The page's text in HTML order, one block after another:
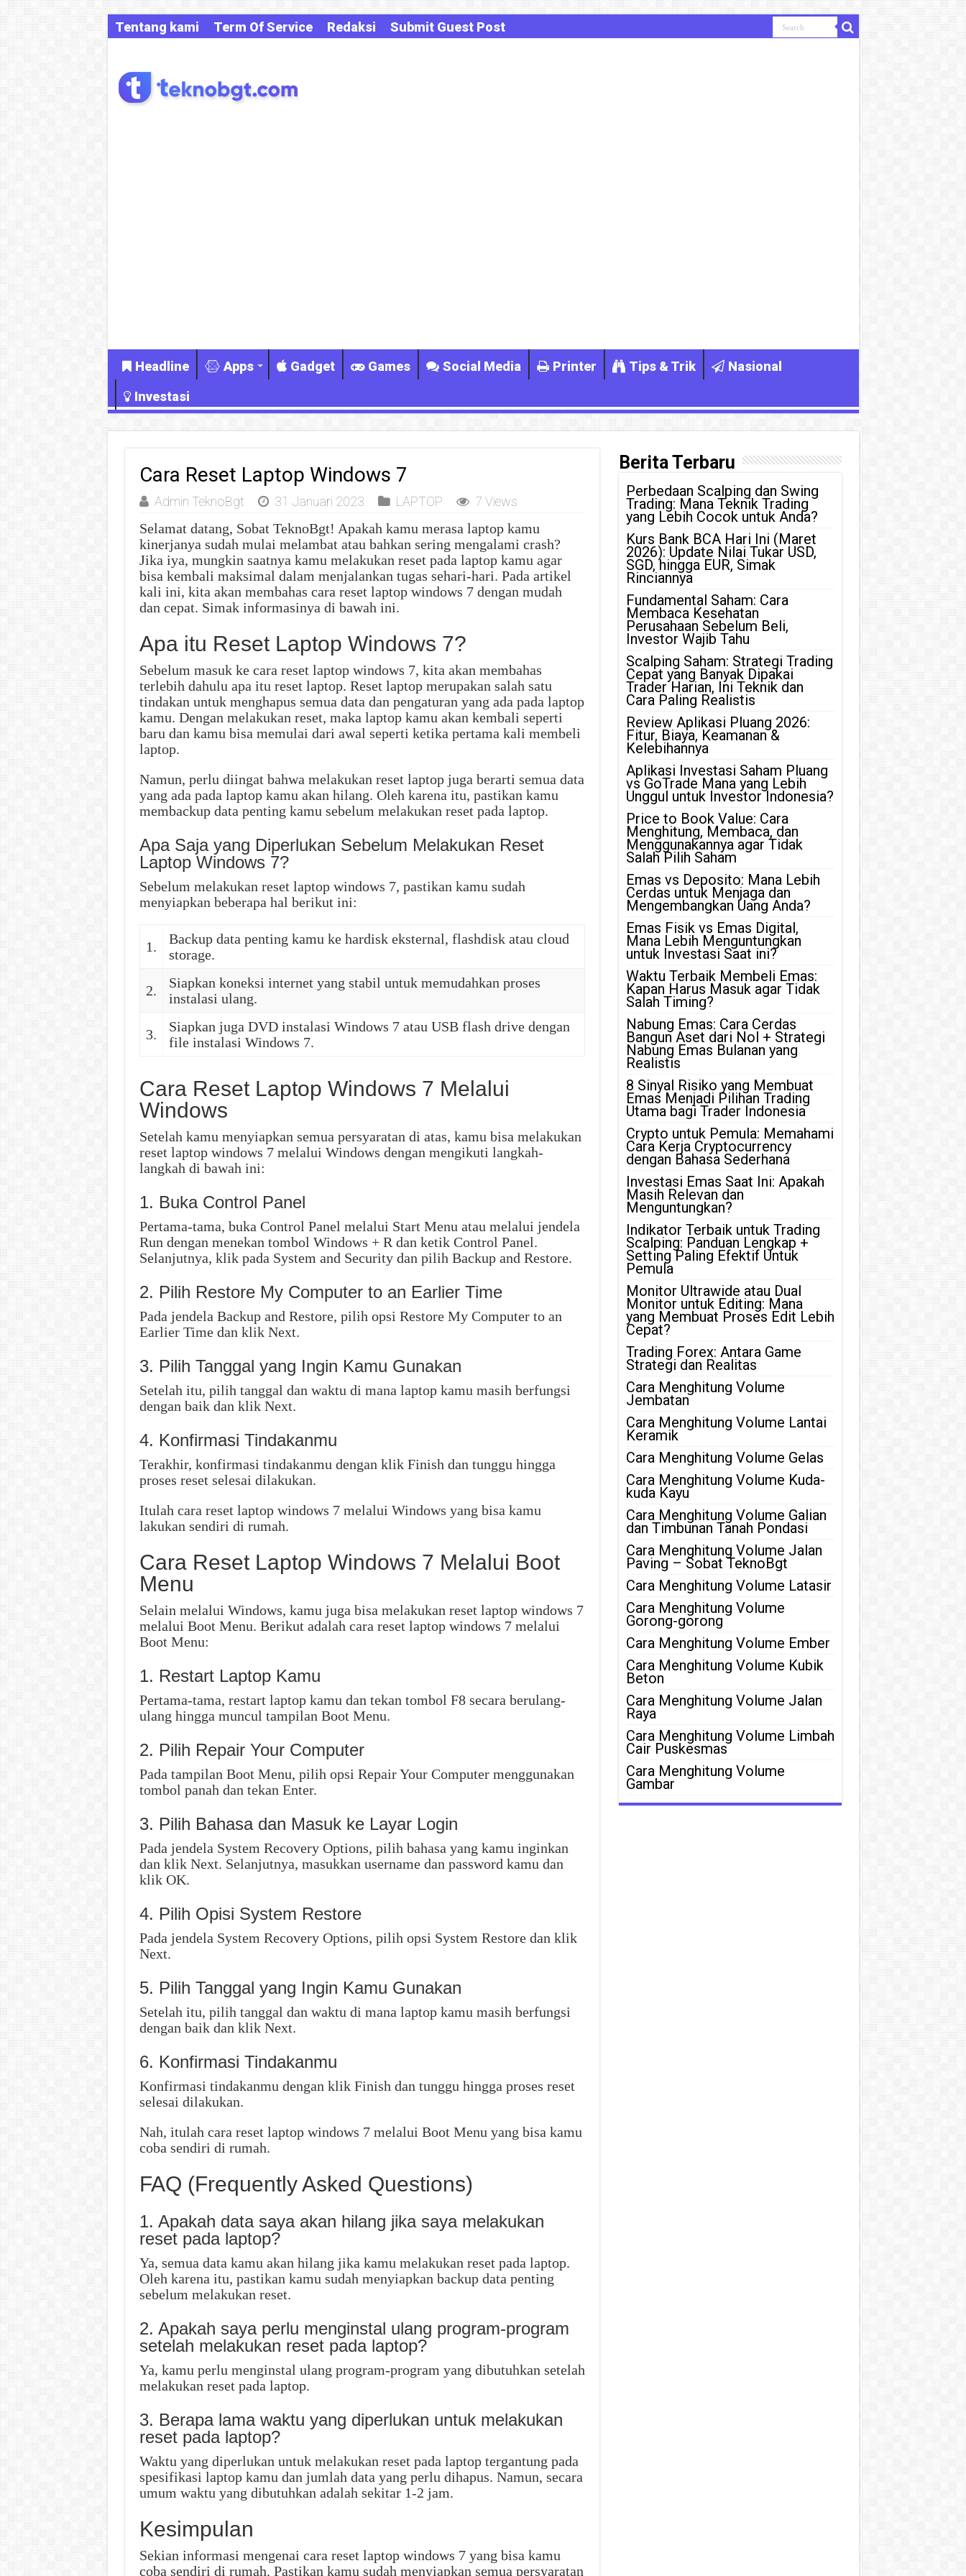
Tentang kami Term Of Service Redaksi Submit Guest Post
Headline Apps Gadget Games Social Media Printer Tips & Trik
Nasional
Investasi
Cara Reset Laptop Windows 7
Admin TeknoBgt 31 Januari 2023 LAPTOP 7 Views
Selamat datang, Sobat TeknoBgt! Apakah kamu merasa laptop kamu
kinerjanya sudah mulai melambat atau bahkan sering mengalami crash?
Jika iya, mungkin saatnya kamu melakukan reset pada laptop kamu agar
bisa kembali maksimal dalam menjalankan tugas sehari-hari. Pada artikel
kali ini, kita akan membahas cara reset laptop windows 7 dengan mudah
dan cepat. Simak informasinya di bawah ini.
Apa itu Reset Laptop Windows 7?
Sebelum masuk ke cara reset laptop windows 7, kita akan membahas
terlebih dahulu apa itu reset laptop. Reset laptop merupakan salah satu
tindakan untuk menghapus semua data dan pengaturan yang ada pada laptop
kamu. Dengan melakukan reset, maka laptop kamu akan kembali seperti
baru dan kamu bisa memulai dari awal seperti ketika pertama kali membeli
laptop.
Namun, perlu diingat bahwa melakukan reset laptop juga berarti semua data
yang ada pada laptop kamu akan hilang. Oleh karena itu, pastikan kamu
membackup data penting kamu sebelum melakukan reset pada laptop.
Apa Saja yang Diperlukan Sebelum Melakukan Reset
Laptop Windows 7?
Sebelum melakukan reset laptop windows 7, pastikan kamu sudah
menyiapkan beberapa hal berikut ini:
1.
Backup data penting kamu ke hardisk eksternal, flashdisk atau cloud
storage.
2.
Siapkan koneksi internet yang stabil untuk memudahkan proses
instalasi ulang.
3.
Siapkan juga DVD instalasi Windows 7 atau USB flash drive dengan
file instalasi Windows 7.
Cara Reset Laptop Windows 7 Melalui
Windows
Setelah kamu menyiapkan semua persyaratan di atas, kamu bisa melakukan
reset laptop windows 7 melalui Windows dengan mengikuti langkah-
langkah di bawah ini:
1. Buka Control Panel
Pertama-tama, buka Control Panel melalui Start Menu atau melalui jendela
Run dengan menekan tombol Windows + R dan ketik Control Panel.
Selanjutnya, klik pada System and Security dan pilih Backup and Restore.
2. Pilih Restore My Computer to an Earlier Time
Pada jendela Backup and Restore, pilih opsi Restore My Computer to an
Earlier Time dan klik Next.
3. Pilih Tanggal yang Ingin Kamu Gunakan
Setelah itu, pilih tanggal dan waktu di mana laptop kamu masih berfungsi
dengan baik dan klik Next.
4. Konfirmasi Tindakanmu
Terakhir, konfirmasi tindakanmu dengan klik Finish dan tunggu hingga
proses reset selesai dilakukan.
Itulah cara reset laptop windows 7 melalui Windows yang bisa kamu
lakukan sendiri di rumah.
Cara Reset Laptop Windows 7 Melalui Boot
Menu
Selain melalui Windows, kamu juga bisa melakukan reset laptop windows 7
melalui Boot Menu. Berikut adalah cara reset laptop windows 7 melalui
Boot Menu:
1. Restart Laptop Kamu
Pertama-tama, restart laptop kamu dan tekan tombol F8 secara berulang-
ulang hingga muncul tampilan Boot Menu.
2. Pilih Repair Your Computer
Pada tampilan Boot Menu, pilih opsi Repair Your Computer menggunakan
tombol panah dan tekan Enter.
3. Pilih Bahasa dan Masuk ke Layar Login
Pada jendela System Recovery Options, pilih bahasa yang kamu inginkan
dan klik Next. Selanjutnya, masukkan username dan password kamu dan
klik OK.
4. Pilih Opisi System Restore
Pada jendela System Recovery Options, pilih opsi System Restore dan klik
Next.
5. Pilih Tanggal yang Ingin Kamu Gunakan
Setelah itu, pilih tanggal dan waktu di mana laptop kamu masih berfungsi
dengan baik dan klik Next.
6. Konfirmasi Tindakanmu
Konfirmasi tindakanmu dengan klik Finish dan tunggu hingga proses reset
selesai dilakukan.
Nah, itulah cara reset laptop windows 7 melalui Boot Menu yang bisa kamu
coba sendiri di rumah.
FAQ (Frequently Asked Questions)
1. Apakah data saya akan hilang jika saya melakukan
reset pada laptop?
Ya, semua data kamu akan hilang jika kamu melakukan reset pada laptop.
Oleh karena itu, pastikan kamu sudah menyiapkan backup data penting
sebelum melakukan reset.
2. Apakah saya perlu menginstal ulang program-program
setelah melakukan reset pada laptop?
Ya, kamu perlu menginstal ulang program-program yang dibutuhkan setelah
melakukan reset pada laptop.
3. Berapa lama waktu yang diperlukan untuk melakukan
reset pada laptop?
Waktu yang diperlukan untuk melakukan reset pada laptop tergantung pada
spesifikasi laptop kamu dan jumlah data yang perlu dihapus. Namun, secara
umum waktu yang dibutuhkan adalah sekitar 1-2 jam.
Kesimpulan
Sekian informasi mengenai cara reset laptop windows 7 yang bisa kamu
coba sendiri di rumah. Pastikan kamu sudah menyiapkan semua persyaratan
Berita Terbaru
Perbedaan Scalping dan Swing
Trading: Mana Teknik Trading
yang Lebih Cocok untuk Anda?
Kurs Bank BCA Hari Ini (Maret
2026): Update Nilai Tukar USD,
SGD, hingga EUR, Simak
Rinciannya
Fundamental Saham: Cara
Membaca Kesehatan
Perusahaan Sebelum Beli,
Investor Wajib Tahu
Scalping Saham: Strategi Trading
Cepat yang Banyak Dipakai
Trader Harian, Ini Teknik dan
Cara Paling Realistis
Review Aplikasi Pluang 2026:
Fitur, Biaya, Keamanan &
Kelebihannya
Aplikasi Investasi Saham Pluang
vs GoTrade Mana yang Lebih
Unggul untuk Investor Indonesia?
Price to Book Value: Cara
Menghitung, Membaca, dan
Menggunakannya agar Tidak
Salah Pilih Saham
Emas vs Deposito: Mana Lebih
Cerdas untuk Menjaga dan
Mengembangkan Uang Anda?
Emas Fisik vs Emas Digital,
Mana Lebih Menguntungkan
untuk Investasi Saat ini?
Waktu Terbaik Membeli Emas:
Kapan Harus Masuk agar Tidak
Salah Timing?
Nabung Emas: Cara Cerdas
Bangun Aset dari Nol + Strategi
Nabung Emas Bulanan yang
Realistis
8 Sinyal Risiko yang Membuat
Emas Menjadi Pilihan Trading
Utama bagi Trader Indonesia
Crypto untuk Pemula: Memahami
Cara Kerja Cryptocurrency
dengan Bahasa Sederhana
Investasi Emas Saat Ini: Apakah
Masih Relevan dan
Menguntungkan?
Indikator Terbaik untuk Trading
Scalping: Panduan Lengkap +
Setting Paling Efektif Untuk
Pemula
Monitor Ultrawide atau Dual
Monitor untuk Editing: Mana
yang Membuat Proses Edit Lebih
Cepat?
Trading Forex: Antara Game
Strategi dan Realitas
Cara Menghitung Volume
Jembatan
Cara Menghitung Volume Lantai
Keramik
Cara Menghitung Volume Gelas
Cara Menghitung Volume Kuda-
kuda Kayu
Cara Menghitung Volume Galian
dan Timbunan Tanah Pondasi
Cara Menghitung Volume Jalan
Paving – Sobat TeknoBgt
Cara Menghitung Volume Latasir
Cara Menghitung Volume
Gorong-gorong
Cara Menghitung Volume Ember
Cara Menghitung Volume Kubik
Beton
Cara Menghitung Volume Jalan
Raya
Cara Menghitung Volume Limbah
Cair Puskesmas
Cara Menghitung Volume
Gambar